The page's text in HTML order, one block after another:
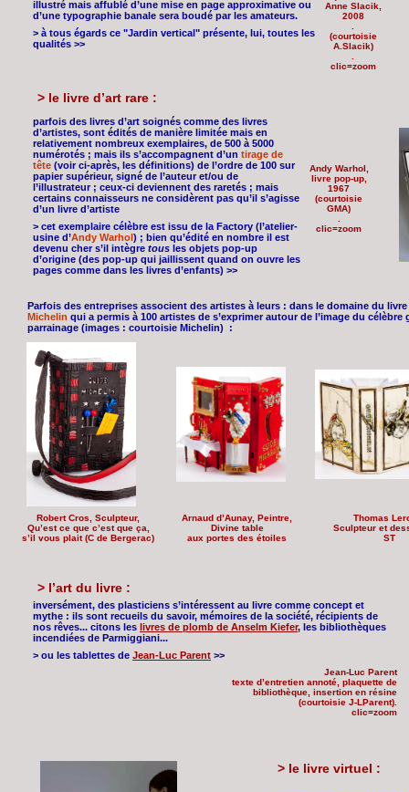
illustré mais affublé d’une mise en page approximative ou
d’une typographie banale sera boudé par les amateurs.
> à tous égards ce "Jardin vertical" présente, lui, toutes les
qualités >>
> le livre d’art rare :
Anne Slacik,
2008
(courtoisie
A.Slacik)
clic=zoom
parfois des livres d’art soignés comme des livres
d’artistes, sont édités de manière limitée mais en
relativement nombreux exemplaires, de 500 à 5000
numérotés ; mais ils s’accompagnent d’un tirage de
tête (voir ci-après, les définitions) de l’ordre de 100 sur
papier supérieur, signé de l’auteur et/ou de
l’illustrateur ; ceux-ci deviennent des raretés ; mais
certains connaisseurs ne considèrent pas qu’il s’agisse
d’un livre d’artiste
> cet exemplaire célèbre est issu de la Factory (l’atelier-
usine d’Andy Warhol) ; bien qu’édité en nombre il est
devenu cher s’il intègre tous les objets pop-up
d’origine (des pop-up qui jaillissent quand on ouvre les
pages comme dans les livres d’enfants) >>
Andy Warhol,
livre pop-up,
1967
(courtoisie
GMA)
clic=zoom
Parfois des entreprises associent des artistes à leurs : dans le domaine du
Michelin qui a permis à 100 artistes de s’exprimer autour de l’image du célèbre
parrainage (images : courtoisie Michelin) :
Robert Cros, Sculpteur,
Qu’est ce que c’est que ça,
s’il vous plait (C de Bergerac)
Arnaud d’Aunay, Peintre,
Divine table
aux portes des étoiles
Thomas
Sculpteur et
ST
> l’art du livre :
inversément, des plasticiens s’intéressent au livre comme concept et
mythe : ils sont recueils du savoir, mémoires de la société, récipients de
nos rêves... citons les livres de plomb de Anselm Kiefer, les bibliothèques
incendiées de Parmiggiani...
> ou les tablettes de Jean-Luc Parent >>
Jean-Luc Parent
texte d’entretien annoté, plaquette de
bibliothèque, insertion en résine
(courtoisie J-LParent).
clic=zoom
> le livre virtuel :